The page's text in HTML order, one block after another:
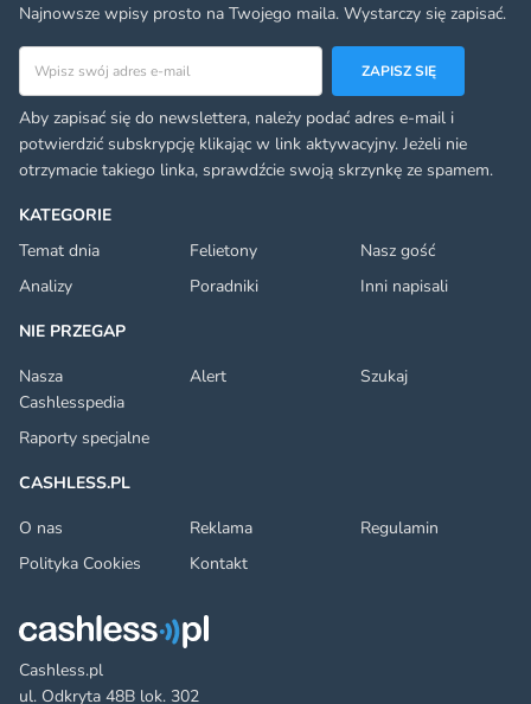
Cashless.pl
ul. Odkryta 48B lok. 302
KATEGORIE
Temat dnia
Felietony
Nasz gość
Analizy
Poradniki
Inni napisali
NIE PRZEGAP
Nasza
Cashlesspedia
Alert Szukaj
Raporty specjalne
CASHLESS.PL
O nas
Reklama
Regulamin
Polityka Cookies
Kontakt
Najnowsze wpisy prosto na Twojego maila. Wystarczy się zapisać.
Adres email
ZAPISZ SIĘ
Aby zapisać się do newslettera, należy podać adres e-mail i
potwierdzić subskrypcję klikając w link aktywacyjny. Jeżeli nie
otrzymacie takiego linka, sprawdźcie swoją skrzynkę ze spamem.